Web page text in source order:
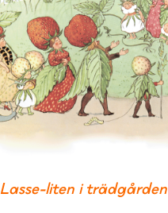
Lasse-liten i trädgården